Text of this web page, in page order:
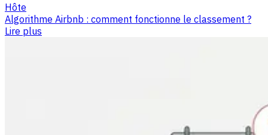
Hôte
Algorithme Airbnb : comment fonctionne le classement ?
Lire plus